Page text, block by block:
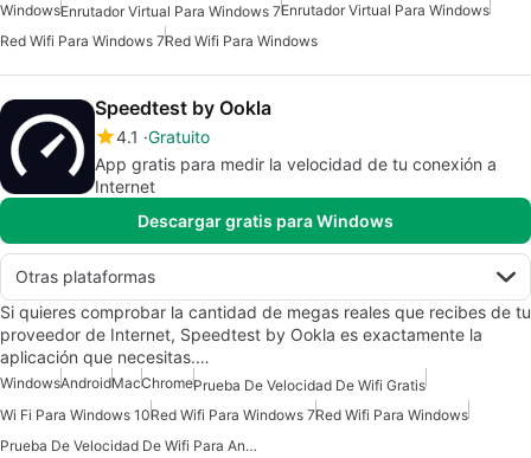
WindowsEnrutador Virtual Para Windows 7Enrutador Virtual Para Windows
Red Wifi Para Windows 7Red Wifi Para Windows
Speedtest by Ookla
4.1 Gratuito
App gratis para medir la velocidad de tu conexión a
Internet
Descargar gratis para Windows
Otras plataformas
Si quieres comprobar la cantidad de megas reales que recibes de tu
proveedor de Internet, Speedtest by Ookla es exactamente la
aplicación que necesitas.…
WindowsAndroidMacChromePrueba De Velocidad De Wifi Gratis
Wi Fi Para Windows 10Red Wifi Para Windows 7Red Wifi Para Windows
Prueba De Velocidad De Wifi Para Android